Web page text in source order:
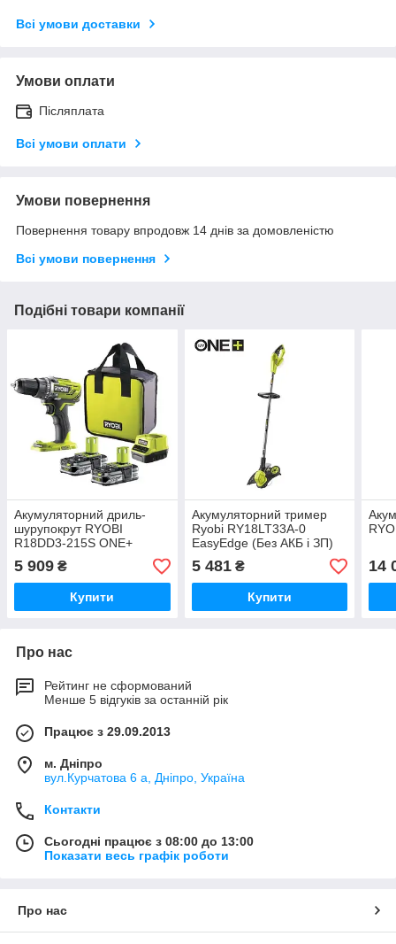
Всі умови доставки
Умови оплати
Післяплата
Всі умови оплати
Умови повернення
Повернення товару впродовж 14 днів за домовленістю
Всі умови повернення
Подібні товари компанії
Акумуляторний дриль-
шурупокрут RYOBI
R18DD3-215S ONE+
(2×RB18L15 (1.5 А·год),
зарядний пристрій)
5 909 ₴
Купити
Акумуляторний тример
Ryobi RY18LT33А-0
EasyEdge (Без АКБ і ЗП)
5 481₴
Купити
14
Про нас
Рейтинг не сформований
Менше 5 відгуків за останній рік
Працює з 29.09.2013
м. Дніпро
вул.Курчатова 6 а, Дніпро, Україна
Контакти
Сьогодні працює з 08:00 до 13:00
Показати весь графік роботи
Про нас